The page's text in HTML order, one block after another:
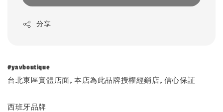
分享
#yavboutique
台北東區實體店面, 本店為此品牌授權經銷店, 信心保証
西班牙品牌